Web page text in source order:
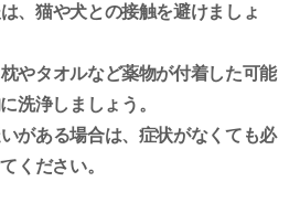
、猫や犬との接触を避けましょ
やタオルなど薬物が付着した可能
洗浄しましょう。
がある場合は、症状がなくても必
ください。